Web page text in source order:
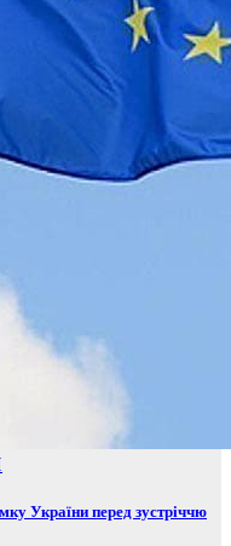
України перед зустріччю